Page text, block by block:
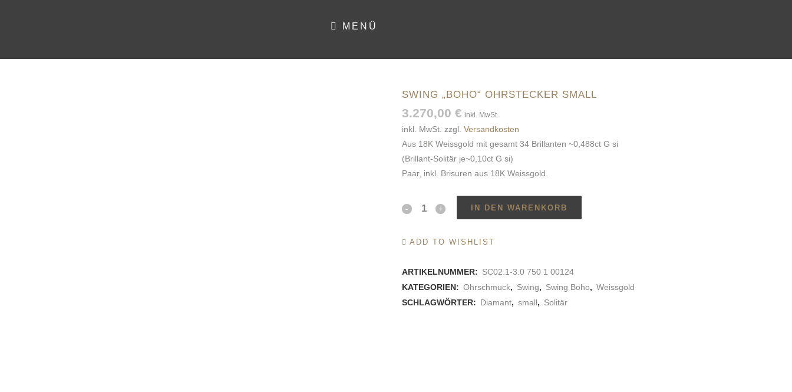
MENÜ
SWING „BOHO“ OHRSTECKER SMALL
3.270,00 € inkl. MwSt.
inkl. MwSt. zzgl. Versandkosten
Aus 18K Weissgold mit gesamt 34 Brillanten ~0,488ct G si
(Brillant-Solitär je~0,10ct G si)
Paar, inkl. Brisuren aus 18K Weissgold.
Swing
small
IN DEN WARENKORB
ADD TO WISHLIST
ARTIKELNUMMER: SC02.1-3.0 750 1 00124
KATEGORIEN: Ohrschmuck, Swing, Swing Boho, Weissgold
SCHLAGWÖRTER: Diamant, small, Solitär